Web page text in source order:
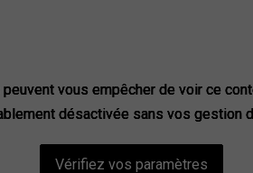
vous empêcher de voir ce
désactivée sans vos gestion
Vérifiez vos paramètres
vous empêcher de voir ce
désactivée sans vos gestion
Vérifiez vos paramètres
vous empêcher de voir ce
désactivée sans vos gestion
Vérifiez vos paramètres